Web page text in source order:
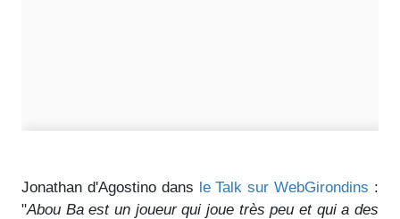
Jonathan d'Agostino dans le Talk sur WebGirondins :
"Abou Ba est un joueur qui joue très peu et qui a des